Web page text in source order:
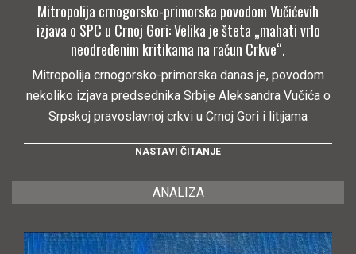
Mitropolija crnogorsko-primorska povodom Vučićevih
izjava o SPC u Crnoj Gori: Velika je šteta „mahati vrlo
neodređenim kritikama na račun Crkve“.
Mitropolija crnogorsko-primorska danas je, povodom
nekoliko izjava predsednika Srbije Aleksandra Vučića o
Srpskoj pravoslavnoj crkvi u Crnoj Gori i litijama
NASTAVI ČITANJE
ANALIZA